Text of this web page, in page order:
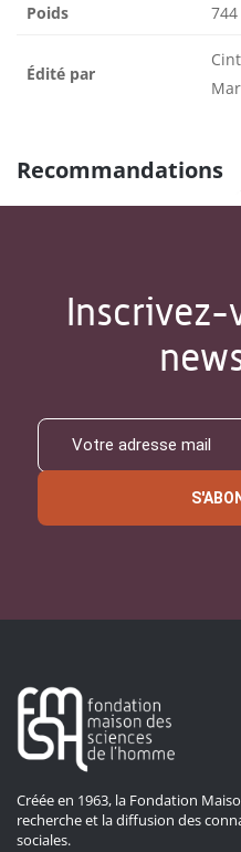
Poids
Édité par
Recommandations
Inscrivez-
Créée en 1963, la Fondation
recherche et la diffusion des
sociales.